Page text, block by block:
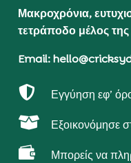
Μακροχρόνια,
τετράποδο μέλος της
Email:
 Εγγύηση εφ’
 Εξοικονόμησε
 Μπορείς να